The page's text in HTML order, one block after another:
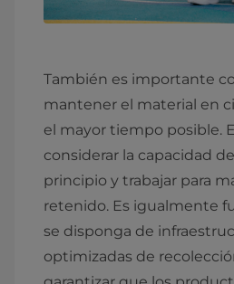
También es importante
mantener el material en
el mayor tiempo posible.
considerar la capacidad
principio y trabajar para
retenido. Es igualmente
se disponga de
optimizadas de